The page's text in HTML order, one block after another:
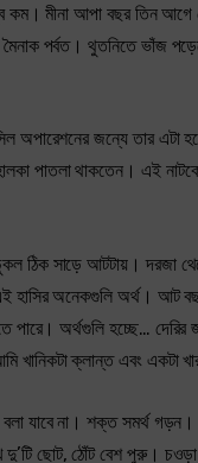
কম। মীনা আপা বছর তিন
পৰ্বত। থুতনিতে ভাঁজ
অপারেশনের জন্যে তার এটা
পাতলা থাকতেন। এই নাটকে
ঠিক সাড়ে আটটায়। দরজা
হাসির অনেকগুলি অৰ্থ। আট বছর
পারে। অর্থগুলি হচ্ছে…
খানিকটা ক্লান্ত এবং একটা
যাবে না। শক্ত সমর্থ গড়ন।
ছোট, ঠোঁট বেশ পুরু। চওড়া